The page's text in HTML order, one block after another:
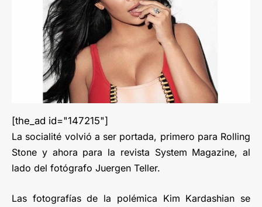
[the_ad id="147215"]
La socialité volvió a ser portada, primero para Rolling
Stone y ahora para la revista System Magazine, al
lado del fotógrafo Juergen Teller.
Las fotografías de la polémica Kim Kardashian se